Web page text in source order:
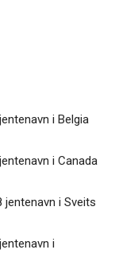
i Belgia
i Canada
jentenavn i Sveits
i